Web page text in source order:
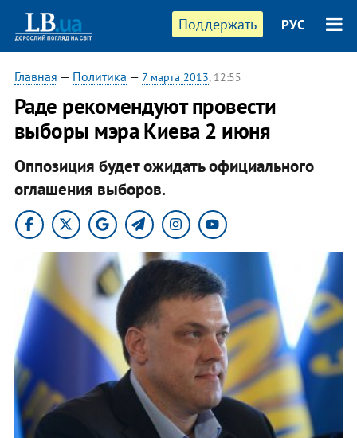
Поддержать РУС
Главная — Политика — 7 марта 2013, 12:55
Раде рекомендуют провести
выборы мэра Киева 2 июня
Оппозиция будет ожидать официального
оглашения выборов.